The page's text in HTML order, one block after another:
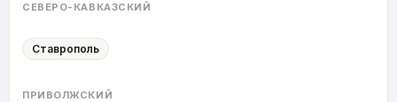
СЕВЕРО-КАВКАЗСКИЙ
Ставрополь
ПРИВОЛЖСКИЙ